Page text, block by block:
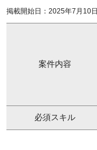
掲載開始日：2025年7月10日
案件内容
必須スキル